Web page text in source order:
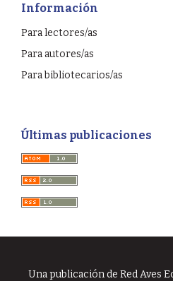
Información
Para lectores/as
Para autores/as
Para bibliotecarios/as
Últimas publicaciones
Una publicación de Red Aves